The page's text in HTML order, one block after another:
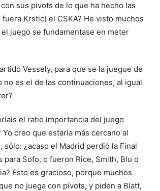
sus pivots de lo que ha hecho las
Krstic) el CSKA? He visto muchos
juego se fundamentase en meter
Vessely, para que se la juegue de
no es el de las continuaciones, al igual
el ratio importancia del juego
creo que estaría más cercano al
¿acaso el Madrid perdió la Final
Sofo, o fueron Rice, Smith, Blu o
Esto es gracioso, porque muchos
no juega con pívots, y piden a Blatt,